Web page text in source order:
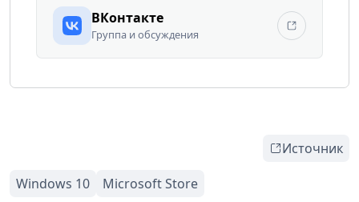
ВКонтакте
Группа и обсуждения
Источник